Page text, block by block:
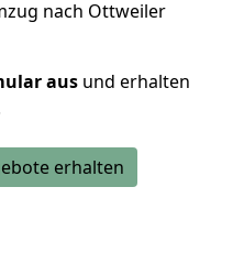
nach Ottweiler
aus und erhalten
erhalten